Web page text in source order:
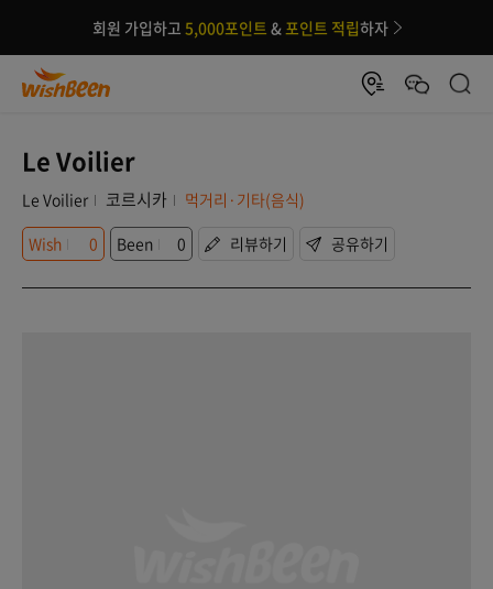
회원 가입하고 5,000포인트 &포인트 적립하자
Le Voilier
Le Voilier 코르시카
먹거리·기타(음식)
Wish
0 Been 0 리뷰하기 공유하기